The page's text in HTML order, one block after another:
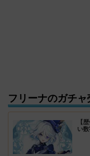
フリーナのガチ
【
い